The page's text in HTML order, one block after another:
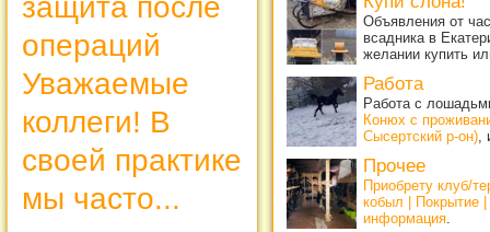
защита после
операций
Уважаемые
коллеги! В
своей практике
мы часто...
Объявления от
всадника в
желании купить
Работа
Работа с
Конюх с
Сысертский р-он),
Прочее
Приобрету клуб/
кобыл | Покрытие
информация.